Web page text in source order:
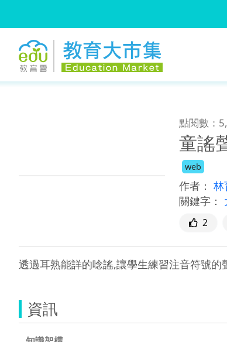
點閱數：
童謠
web
作者： 林
關鍵字：
2
透過耳熟能詳的唸謠,讓學生練習注音符號的
資訊